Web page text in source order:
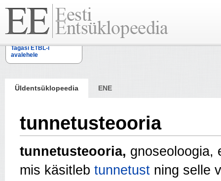
Tagasi ETBL-i
avalehele
Üldentsüklopeedia ENE
tunnetusteooria
tunnetusteooria, gnoseoloogia,
mis käsitleb tunnetust ning selle